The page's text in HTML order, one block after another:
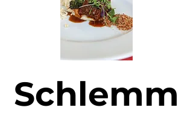
Schlemm